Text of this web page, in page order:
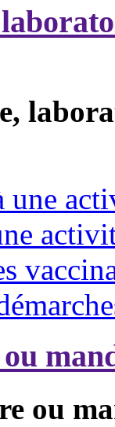
une
ou